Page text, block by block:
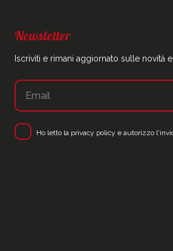
Newsletter
Iscriviti e rimani aggiornato sulle novità
Ho letto la privacy policy e autorizzo